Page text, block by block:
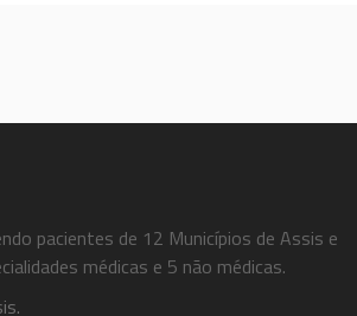
pacientes de 12 Municípios de Assis e
médicas e 5 não médicas.